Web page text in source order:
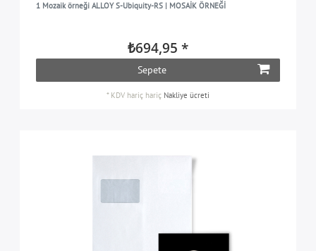
1 Mozaik örneği ALLOY S-Ubiquity-RS | MOSAİK ÖRNEĞİ
₺694,95 *
Sepete
* KDV hariç hariç Nakliye ücreti